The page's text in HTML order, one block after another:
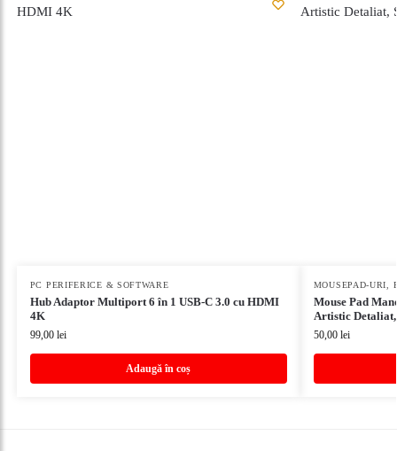
PC PERIFERICE & SOFTWARE
Hub Adaptor Multiport 6 în 1 USB-C 3.0 cu HDMI
4K
99,00 lei
Adaugă în coș
MOUSEPAD-URI
Mouse Pad
Artistic
50,00 lei